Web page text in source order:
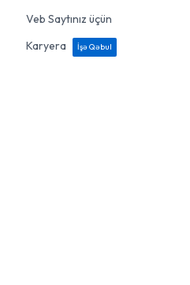
Veb Saytınız üçün
Karyera
İşə Qəbul